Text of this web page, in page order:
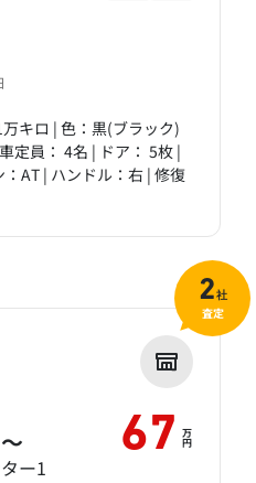
キロ | 色：黒(ブラック)
定員： 4名 | ドア： 5枚 |
AT | ハンドル：右 | 修復
～ 67 万
円
ー1
2社
査定